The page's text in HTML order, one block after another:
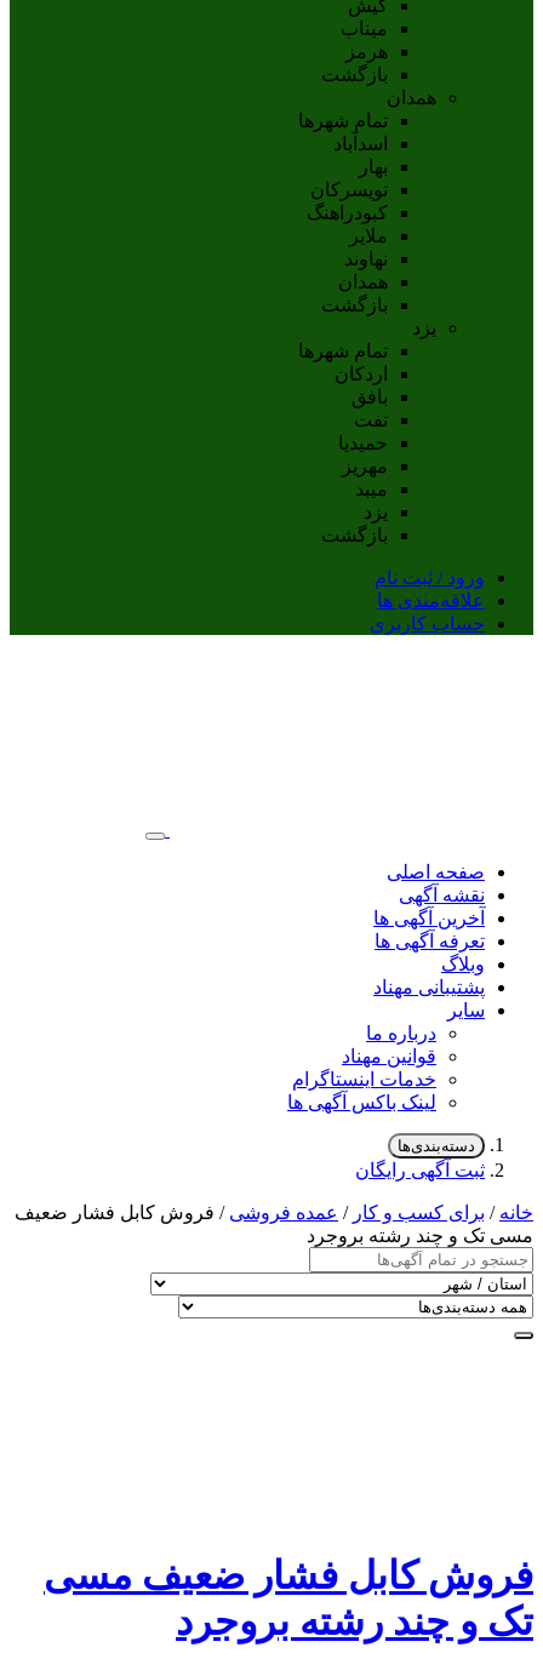
کيش
ميناب
هرمز
بازگشت
همدان
تمام شهر‌ها
اسدآباد
بهار
تويسرکان
کبودراهنگ
ملاير
نهاوند
همدان
بازگشت
یزد
تمام شهر‌ها
اردکان
بافق
تفت
حميديا
مهریز
ميبد
يزد
بازگشت
ورود / ثبت نام
علاقه‌مندی ها
حساب کاربری
صفحه اصلی
نقشه آگهی
آخرین آگهی ها
تعرفه آگهی ها
وبلاگ
پشتیبانی مهناد
سایر
درباره ما
قوانین مهناد
خدمات اینستاگرام
لینک باکس آگهی ها
دسته‌بندی‌ها
ثبت آگهی رایگان
خانه/ برای کسب و کار / عمده فروشی / فروش کابل فشار ضعیف
مسی تک و چند رشته بروجرد
فروش کابل فشار ضعیف مسی
تک و چند رشته بروجرد